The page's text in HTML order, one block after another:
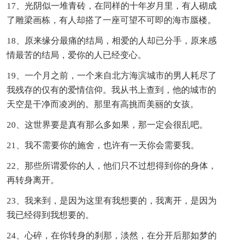
17、光阴似一堆青砖，在同样的十年岁月里，有人砌成
了雕梁画栋，有人却搭了一座可望不可即的海市蜃楼。
18、原来缘分最痛的结局，相爱的人却已分手，原来感
情最苦的结局，爱你的人已经变心。
19、一个月之前，一个来自北方海滨城市的男人耗尽了
我残存的仅有的爱情信仰。我从书上查到，他的城市的
天空是干净而凌冽的。那里有高挑而美丽的女孩。
20、这世界要是真有那么多如果，那一定会很乱吧。
21、我不需要你的施舍，也许有一天你会需要我。
22、那些所谓爱你的人，他们只不过想得到你的身体，
再转身离开。
23、我来到，是因为这里有我想要的，我离开，是因为
我已经得到我想要的。
24、心碎，在你转身的刹那，淡然，在分开后那如梦的